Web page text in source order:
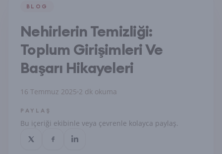
BLOG
Nehirlerin Temizliği:
Toplum Girişimleri Ve
Başarı Hikayeleri
16 Temmuz 2025 2 dk okuma
PAYLAŞ
Bu içeriği ekibinle veya çevrenle kolayca paylaş.